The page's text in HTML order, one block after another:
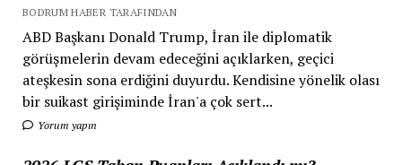
BODRUM HABER TARAFINDAN
ABD Başkanı Donald Trump, İran ile diplomatik
görüşmelerin devam edeceğini açıklarken, geçici
ateşkesin sona erdiğini duyurdu. Kendisine yönelik olası
bir suikast girişiminde İran'a çok sert...
Yorum yapın